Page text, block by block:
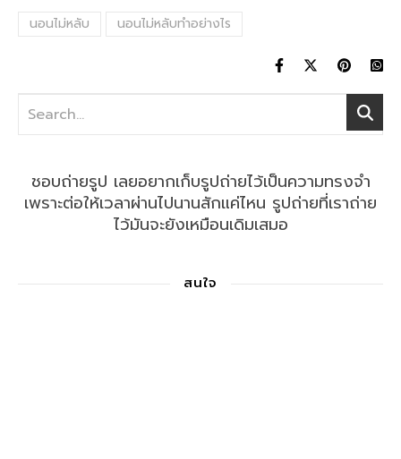
นอนไม่หลับ นอนไม่หลับทำอย่างไร
ชอบถ่ายรูป เลยอยากเก็บรูปถ่ายไว้เป็นความทรงจำ
เพราะต่อให้เวลาผ่านไปนานสักแค่ไหน รูปถ่ายที่เราถ่าย
ไว้มันจะยังเหมือนเดิมเสมอ
สนใจ